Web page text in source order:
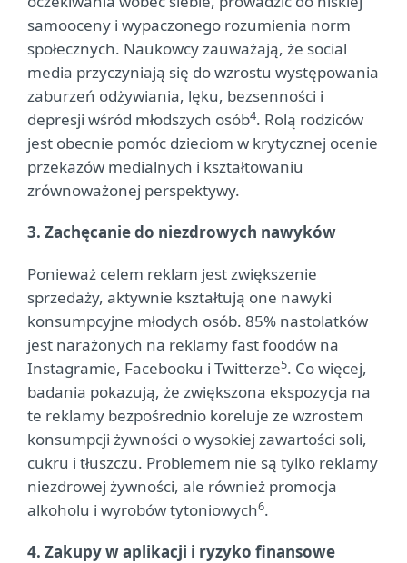
samooceny i wypaczonego rozumienia norm
społecznych. Naukowcy zauważają, że social
media przyczyniają się do wzrostu występowania
zaburzeń odżywiania, lęku, bezsenności i
depresji wśród młodszych osób4. Rolą rodziców
jest obecnie pomóc dzieciom w krytycznej ocenie
przekazów medialnych i kształtowaniu
zrównoważonej perspektywy.
3. Zachęcanie do niezdrowych nawyków
Ponieważ celem reklam jest zwiększenie
sprzedaży, aktywnie kształtują one nawyki
konsumpcyjne młodych osób. 85% nastolatków
jest narażonych na reklamy fast foodów na
Instagramie, Facebooku i Twitterze5. Co więcej,
badania pokazują, że zwiększona ekspozycja na
te reklamy bezpośrednio koreluje ze wzrostem
konsumpcji żywności o wysokiej zawartości soli,
cukru i tłuszczu. Problemem nie są tylko reklamy
niezdrowej żywności, ale również promocja
alkoholu i wyrobów tytoniowych6.
4. Zakupy w aplikacji i ryzyko finansowe